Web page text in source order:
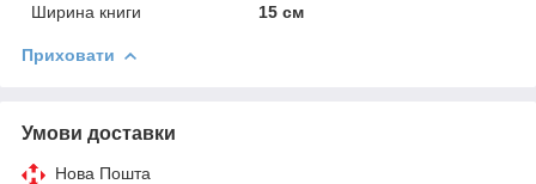
Ширина книги
15 см
Приховати
Умови доставки
Нова Пошта